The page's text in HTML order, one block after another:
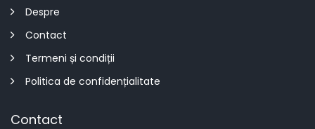
Despre
Contact
Termeni și condiții
Politica de confidențialitate
Contact